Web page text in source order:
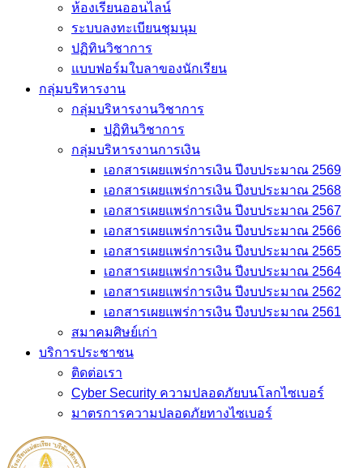
ห้องเรียนออนไลน์
ระบบลงทะเบียนชุมนุม
ปฏิทินวิชาการ
แบบฟอร์มใบลาของนักเรียน
กลุ่มบริหารงาน
กลุ่มบริหารงานวิชาการ
ปฏิทินวิชาการ
กลุ่มบริหารงานการเงิน
เอกสารเผยแพร่การเงิน ปีงบประมาณ 2569
เอกสารเผยแพร่การเงิน ปีงบประมาณ 2568
เอกสารเผยแพร่การเงิน ปีงบประมาณ 2567
เอกสารเผยแพร่การเงิน ปีงบประมาณ 2566
เอกสารเผยแพร่การเงิน ปีงบประมาณ 2565
เอกสารเผยแพร่การเงิน ปีงบประมาณ 2564
เอกสารเผยแพร่การเงิน ปีงบประมาณ 2562
เอกสารเผยแพร่การเงิน ปีงบประมาณ 2561
สมาคมศิษย์เก่า
บริการประชาชน
ติดต่อเรา
Cyber Security ความปลอดภัยบนโลกไซเบอร์
มาตรการความปลอดภัยทางไซเบอร์